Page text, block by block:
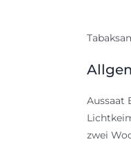
Aussaat
zwei